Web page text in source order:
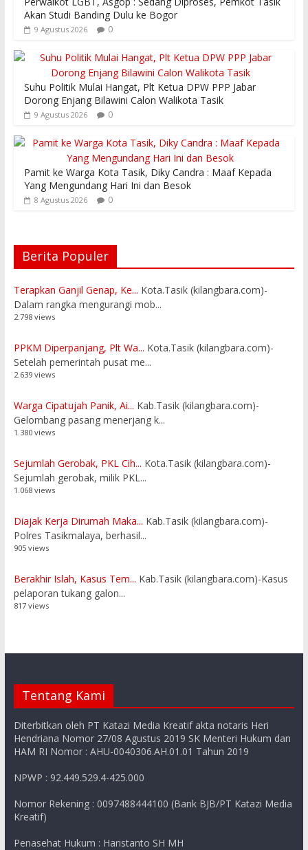
o
o
k
A
p
p
Akan Studi Banding Dulu ke Bogor
9 Agustus 2026 0
Suhu Politik Mulai Hangat, Plt Ketua DPW PPP Jabar
Dorong Enjang Bilawini Calon Walikota Tasik
9 Agustus 2026 0
Pamit ke Warga Kota Tasik, Diky Candra : Maaf Kepada
Yang Mengundang Hari Ini dan Besok
8 Agustus 2026 0
Berita Populer
Terapkan Ganjil Genap, Ke... Kota.Tasik (kilangbara.com)-
Dalam rangka mengurangi mob...
2.798 views
PPKM Diperpanjang, Plt Wa... Kota.Tasik (kilangbara.com)-
Setelah pemerintah pusat me...
2.639 views
Warga Cipatujah Panik, Ai... Kab.Tasik (kilangbara.com)-
Gelombang pasang menerjang k...
1.380 views
Sejumlah Gerobak, PKL Cih... Kota.Tasik (kilangbara.com)-
Sejumlah gerobak, milik PKL...
1.068 views
Diajak Kerja Dirumah Maka... Kab.Tasik (kilangbara.com)-
Polres Tasikmalaya, berhasil...
905 views
Berakhir Islah, Kasus Tem... Kab.Tasik (kilangbara.com)-Kasus
pelaporan tukang galon...
817 views
Tentang Kami
Diterbitkan oleh PT Katazi Media Kreatif akta notaris Heri
Hendriana Nomor 27/08 Agustus 2019 SK Menteri Hukum dan
HAM RI Nomor : AHU-0040306.AH.01.01 Tahun 2019
NPWP : 92.449.529.4-425.000
Nomor Rekening : 0097488444100 (Bank BJB/PT Katazi Media
Kreatif)
Penasehat Hukum : Haristanto SH MH